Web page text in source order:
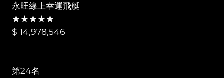
永旺線上幸運飛艇
★★★★★
$ 14,978,546
第24名